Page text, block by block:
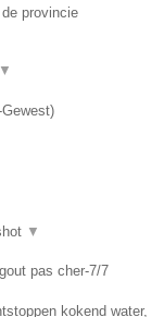
provincie
▼
)
▼
pas cher-7/7
kokend water,